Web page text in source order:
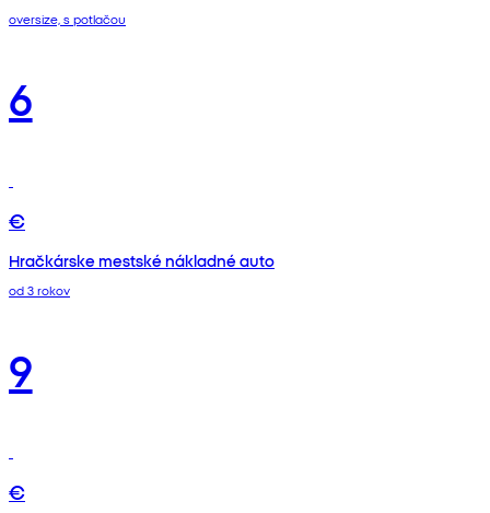
oversize, s potlačou
6
€
Hračkárske mestské nákladné auto
od 3 rokov
9
€